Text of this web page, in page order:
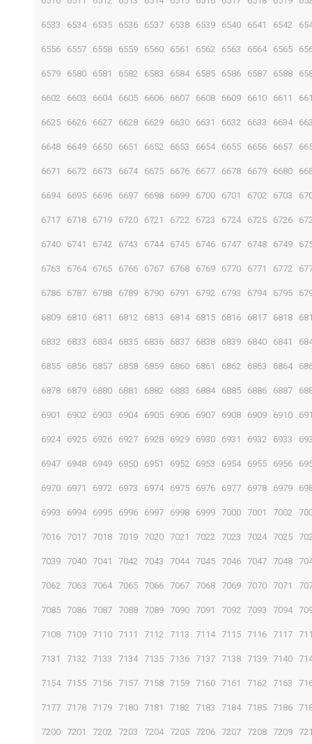
6533 6534 6535 6536 6537 6538 6539 6540 6541 6542
6556 6557 6558 6559 6560 6561 6562 6563 6564 6565
6579 6580 6581 6582 6583 6584 6585 6586 6587 6588
6602 6603 6604 6605 6606 6607 6608 6609 6610 6611
6625 6626 6627 6628 6629 6630 6631 6632 6633 6634
6648 6649 6650 6651 6652 6653 6654 6655 6656 6657
6671 6672 6673 6674 6675 6676 6677 6678 6679 6680
6694 6695 6696 6697 6698 6699 6700 6701 6702 6703
6717 6718 6719 6720 6721 6722 6723 6724 6725 6726
6740 6741 6742 6743 6744 6745 6746 6747 6748 6749
6763 6764 6765 6766 6767 6768 6769 6770 6771 6772
6786 6787 6788 6789 6790 6791 6792 6793 6794 6795
6809 6810 6811 6812 6813 6814 6815 6816 6817 6818
6832 6833 6834 6835 6836 6837 6838 6839 6840 6841
6855 6856 6857 6858 6859 6860 6861 6862 6863 6864
6878 6879 6880 6881 6882 6883 6884 6885 6886 6887
6901 6902 6903 6904 6905 6906 6907 6908 6909 6910
6924 6925 6926 6927 6928 6929 6930 6931 6932 6933
6947 6948 6949 6950 6951 6952 6953 6954 6955 6956
6970 6971 6972 6973 6974 6975 6976 6977 6978 6979
6993 6994 6995 6996 6997 6998 6999 7000 7001 7002
7016 7017 7018 7019 7020 7021 7022 7023 7024 7025
7039 7040 7041 7042 7043 7044 7045 7046 7047 7048
7062 7063 7064 7065 7066 7067 7068 7069 7070 7071
7085 7086 7087 7088 7089 7090 7091 7092 7093 7094
7108 7109 7110 7111 7112 7113 7114 7115 7116 7117
7131 7132 7133 7134 7135 7136 7137 7138 7139 7140
7154 7155 7156 7157 7158 7159 7160 7161 7162 7163
7177 7178 7179 7180 7181 7182 7183 7184 7185 7186
7200 7201 7202 7203 7204 7205 7206 7207 7208 7209